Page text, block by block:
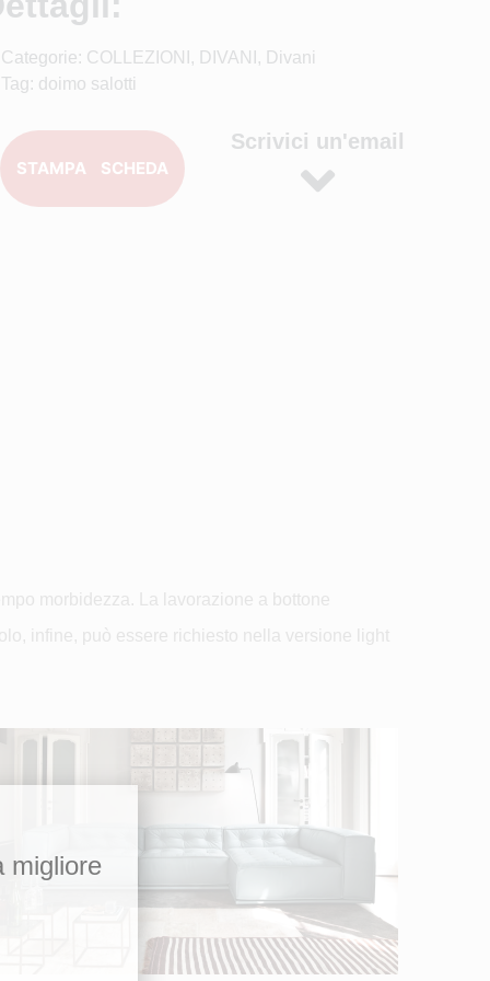
Categorie: COLLEZIONI , DIVANI , Divani
Tag: doimo salotti
STAMPA SCHEDA
Scrivici un'email
morbidezza. La lavorazione a bottone
infine, può essere richiesto nella versione light
migliore